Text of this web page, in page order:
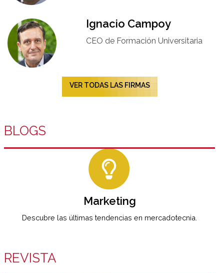
Ignacio Campoy​
CEO de Formación Universitaria​
VER TODAS LAS FIRMAS
BLOGS
Marketing
Descubre las últimas tendencias en mercadotecnia.
REVISTA